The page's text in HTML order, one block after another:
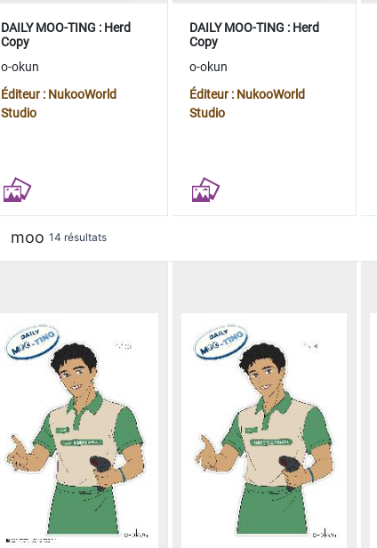
DAILY MOO-TING : Herd
Copy
o-okun
Éditeur : NukooWorld
Studio
DAILY MOO-TING : Herd
Copy
o-okun
Éditeur : NukooWorld
Studio
moo 14 résultats